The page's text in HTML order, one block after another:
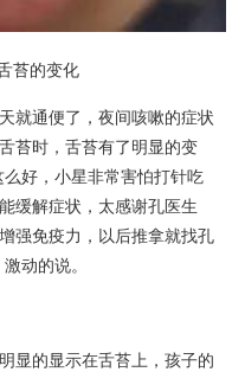
苔的变化
就通便了，夜间咳嗽的症状
苔时，舌苔有了明显的变
好，小星非常害怕打针吃
缓解症状，太感谢孔医生
强免疫力，以后推拿就找孔
动的说。
显的显示在舌苔上，孩子的